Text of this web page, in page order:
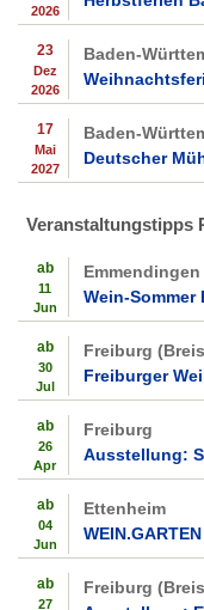
2026
23
Dez
2026
Baden-
17
Mai
2027
Baden-
Deutscher
Veranstaltungstipps
ab
11
Jun
Emmendingen
Wein-Sommer
ab
30
Jul
Freiburg
Freiburger
ab
26
Apr
Freiburg
Ausstellung:
ab
04
Jun
Ettenheim
ab
27
Freiburg